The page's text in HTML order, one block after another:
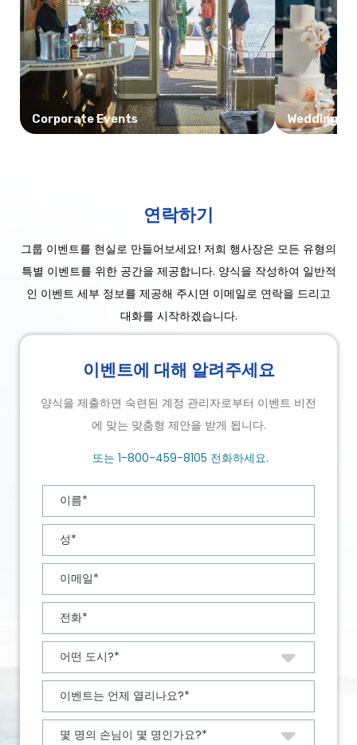
Corporate Events Weddings
연락하기
그룹 이벤트를 현실로 만들어보세요! 저희 행사장은 모든 유형의
특별 이벤트를 위한 공간을 제공합니다. 양식을 작성하여 일반적
인 이벤트 세부 정보를 제공해 주시면 이메일로 연락을 드리고
대화를 시작하겠습니다.
이벤트에 대해 알려주세요
양식을 제출하면 숙련된 계정 관리자로부터 이벤트 비전
에 맞는 맞춤형 제안을 받게 됩니다.
또는 1-800-459-8105 전화하세요.